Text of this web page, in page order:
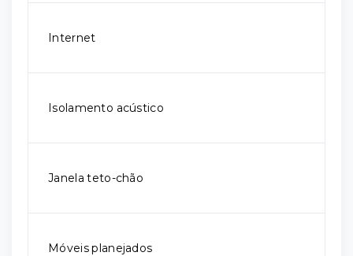
Internet
Isolamento acústico
Janela teto-chão
Móveis planejados